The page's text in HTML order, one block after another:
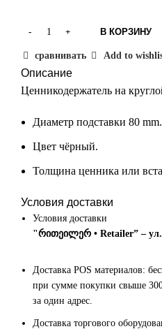
В КОРЗИНУ
сравнивать Add to
Описание
Ценникодержатель на
Диаметр подставки 80 mm.
Цвет чёрный.
Толщина ценника или
Условия доставки
Условия доставки
"რითეილერ • Retailer” –
Доставка POS материалов:
при сумме покупки свыше
за один адрес.
Доставка торгового